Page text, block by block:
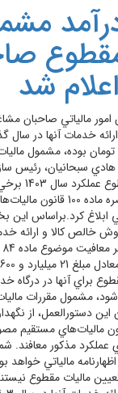
شد
امور مالياتي صاحبان
600 ميليون تومان بوده، مشمول
سبحانيان، رئيس
بخشنامه
مشاغل در اجراي تبصره ماده
ابلاغ کرد.براساس اين
خالص کالا و ارائه
براي آنها در درگاه
مشمول مقررات
دستورالعمل، از
عملکرد مذکور
مالياتي خواهد
ماليات مقطوع